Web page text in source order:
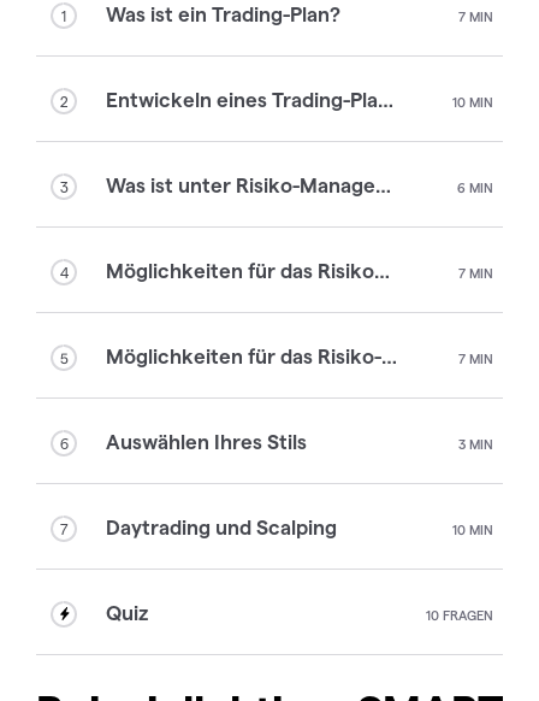
1 Was ist ein Trading-Plan? 7 MIN
2 Entwickeln eines Trading-Plans 10 MIN
3 Was ist unter Risiko-Management zu verstehen? 6 MIN
4 Möglichkeiten für das Risikomanagement: Teil 1 7 MIN
5 Möglichkeiten für das Risiko-Management: Teil 2 7 MIN
6 Auswählen Ihres Stils 3 MIN
7 Daytrading und Scalping 10 MIN
Quiz 10 FRAGEN